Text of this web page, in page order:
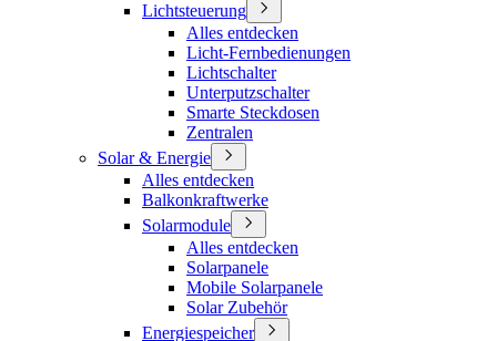
Lichtsteuerung
Alles entdecken
Licht-Fernbedienungen
Lichtschalter
Unterputzschalter
Smarte Steckdosen
Zentralen
Solar & Energie
Alles entdecken
Balkonkraftwerke
Solarmodule
Alles entdecken
Solarpanele
Mobile Solarpanele
Solar Zubehör
Energiespeicher